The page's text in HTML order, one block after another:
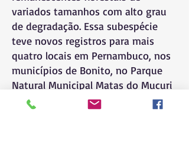
variados tamanhos com alto grau
de degradação. Essa subespécie
teve novos registros para mais
quatro locais em Pernambuco, nos
municípios de Bonito, no Parque
Natural Municipal Matas do Mucuri
Himalaya, Mata da Chuva e